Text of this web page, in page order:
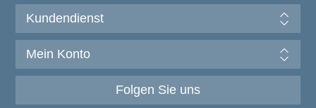
Kundendienst
Mein Konto
Folgen Sie uns